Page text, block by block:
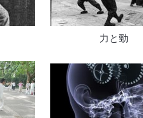
力と勁